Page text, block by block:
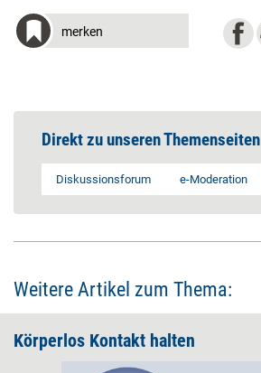
merken
Direkt zu unseren Themenseiten
Diskussionsforum e-Moderation
Weitere Artikel zum Thema:
Körperlos Kontakt halten